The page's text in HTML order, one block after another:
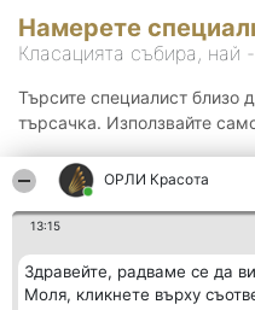
ОРЛИ Красота
13:15
Здравейте, радваме се да
Моля, кликнете върху
Намерете
Класацията събира, най
Търсите специалист близо
търсачка. Използвайте